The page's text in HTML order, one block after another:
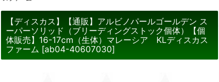
【ディスカス】【通販】アルビノパールゴールデン ス
ーパーソリッド（ブリーディングストック個体）【個
体販売】16-17cm（生体）マレーシア KLディスカス
ファーム [ab04-40607030]